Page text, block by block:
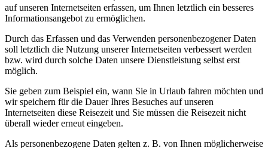
auf unseren Internetseiten erfassen, um Ihnen letztlich ein besseres
Informationsangebot zu ermöglichen.
Durch das Erfassen und das Verwenden personenbezogener Daten
soll letztlich die Nutzung unserer Internetseiten verbessert werden
bzw. wird durch solche Daten unsere Dienstleistung selbst erst
möglich.
Sie geben zum Beispiel ein, wann Sie in Urlaub fahren möchten und
wir speichern für die Dauer Ihres Besuches auf unseren
Internetseiten diese Reisezeit und Sie müssen die Reisezeit nicht
überall wieder erneut eingeben.
Als personenbezogene Daten gelten z. B. von Ihnen möglicherweise